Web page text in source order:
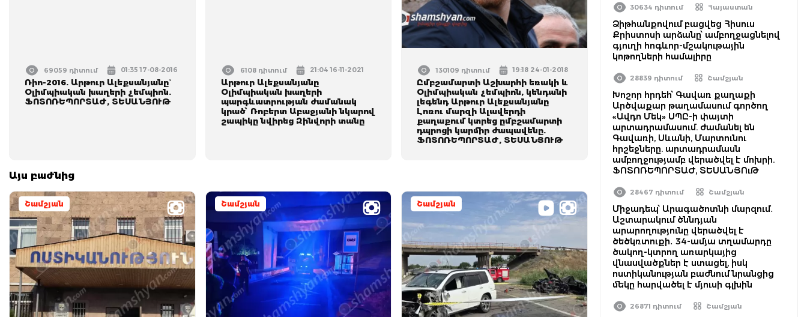
69059 դիտում 01:35 17-08-2016
Ռիո-2016. Արթուր Ալեքսանյանը`
Օլիմպիական խաղերի չեմպիոն.
ՖՈՏՈՌԵՊՈՐՏԱԺ, ՏԵՍԱՆՅՈՒԹ
6108 դիտում 21:04 16-11-2021
Արթուր Ալեքսանյանը
Օլիմպիական խաղերի
պարգևատրության ժամանակ
կրած՝ Ռոբերտ Աբաջյանի նկարով
շապիկը նվիրեց Զինվորի տանը
130109 դիտում 19:18 24-01-2018
Ըմբշամարտի Աշխարհի եռակի և
Օլիմպիական չեմպիոն, կենդանի
լեգենդ Արթուր Ալեքսանյանը
Լոռու մարզի Ալավերդի
քաղաքում կտրեց ըմբշամարտի
դպրոցի կարմիր ժապավենը.
ՖՈՏՈՌԵՊՈՐՏԱԺ, ՏԵՍԱՆՅՈՒԹ
Այս բաժնից
Շամշյան Շամշյան Շամշյան
30634 դիտում Հայաստան
Ձիթհանքովում բացվեց Հիսուս
Քրիստոսի արձանը՝ ամբողջացնելով
գյուղի հոգևոր-մշակութային
կոթողների համալիրը
28839 դիտում Շամշյան
Խոշոր հրդեհ՝ Գավառ քաղաքի
Արծվաքար թաղամասում գործող
«Ավդո Մեկ» ՍՊԸ-ի փայտի
արտադրամասում. ժամանել են
Գավառի, Սևանի, Մարտունու
հրշեջները. արտադրամասն
ամբողջությամբ վերածվել է մոխրի.
ՖՈՏՈՌԵՊՈՐՏԱԺ, ՏԵՍԱՆՅՈւԹ
28467 դիտում Շամշյան
Միջադեպ՝ Արագածոտնի մարզում․
Աշտարակում ծննդյան
արարողությունը վերածվել է
ծեծկռտուքի․ 34-ամյա տղամարդը
ծակող-կտրող առարկայից
վնասվածքներ է ստացել, իսկ
ոստիկանության բաժնում նրանցից
մեկը հարվածել է մյուսի գլխին
26871 դիտում Շամշյան